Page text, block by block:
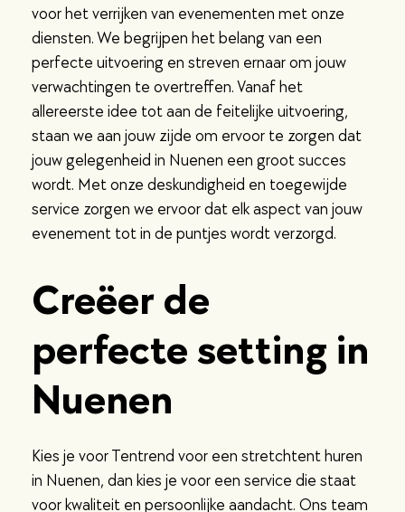
voor het verrijken van evenementen met onze
diensten. We begrijpen het belang van een
perfecte uitvoering en streven ernaar om jouw
verwachtingen te overtreffen. Vanaf het
allereerste idee tot aan de feitelijke uitvoering,
staan we aan jouw zijde om ervoor te zorgen dat
jouw gelegenheid in Nuenen een groot succes
wordt. Met onze deskundigheid en toegewijde
service zorgen we ervoor dat elk aspect van jouw
evenement tot in de puntjes wordt verzorgd.
Creëer de
perfecte setting in
Nuenen
Kies je voor Tentrend voor een stretchtent huren
in Nuenen, dan kies je voor een service die staat
voor kwaliteit en persoonlijke aandacht. Ons team